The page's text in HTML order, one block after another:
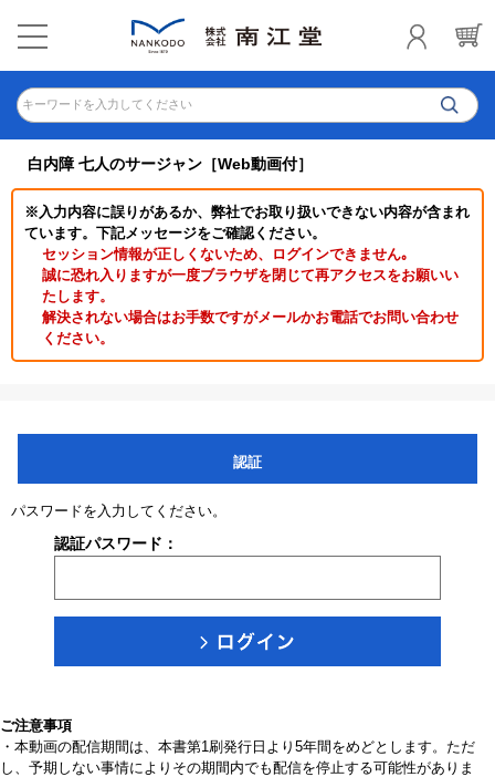
キーワードを入力してください
白内障 七人のサージャン［Web動画付］
※入力内容に誤りがあるか、弊社でお取り扱いできない内容が含まれ
ています。下記メッセージをご確認ください。
セッション情報が正しくないため、ログインできません｡
誠に恐れ入りますが一度ブラウザを閉じて再アクセスをお願いい
たします。
解決されない場合はお手数ですがメールかお電話でお問い合わせ
ください。
認証
パスワードを入力してください。
認証パスワード：
ご注意事項
・本動画の配信期間は、本書第1刷発行日より5年間をめどとします。ただ
し、予期しない事情によりその期間内でも配信を停止する可能性がありま